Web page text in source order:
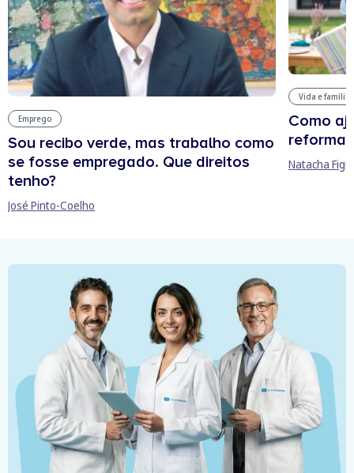
Emprego
Sou recibo verde, mas trabalho como
se fosse empregado. Que direitos
tenho?
José Pinto-Coelho
Vida e família
Como
reforma
Natacha